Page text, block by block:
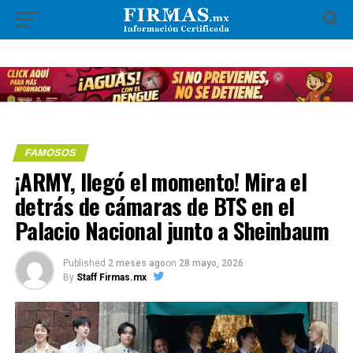
FAMOSOS
¡ARMY, llegó el momento! Mira el
detrás de cámaras de BTS en el
Palacio Nacional junto a Sheinbaum
Published 2 meses agoon 28 mayo, 2026
By Staff Firmas.mx